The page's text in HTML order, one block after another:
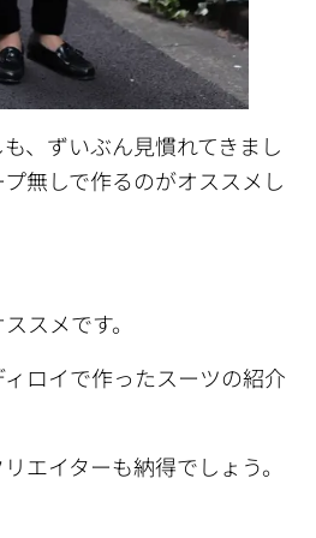
、ずいぶん見慣れてきまし
無しで作るのがオススメし
スメです。
ロイで作ったスーツの紹介
エイターも納得でしょう。